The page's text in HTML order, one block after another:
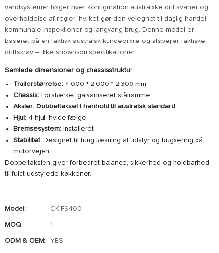
vandsystemer følger hver konfiguration australske driftsvaner og
overholdelse af regler, hvilket gør den velegnet til daglig handel,
kommunale inspektioner og langvarig brug. Denne model er
baseret på en faktisk australsk kundeordre og afspejler faktiske
driftskrav – ikke showroomspecifikationer.
Samlede dimensioner og chassisstruktur
Trailerstørrelse:4.000 * 2.000 * 2.300 mm
Chassis:Forstærket galvaniseret stålramme
Aksler: Dobbeltaksel i henhold til australsk standard
Hjul:4 hjul, hvide fælge
Bremsesystem:Installeret
Stabilitet:Designet til tung læsning af udstyr og bugsering på
motorvejen
Dobbeltakslen giver forbedret balance, sikkerhed og holdbarhed
til fuldt udstyrede køkkener.
Model: CK-FS400
MOQ: 1
ODM & OEM: YES